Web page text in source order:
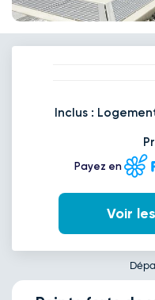
Inclus :
Payez en
Voir